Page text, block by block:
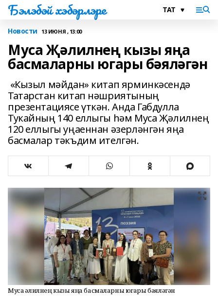
Бэлэбэй хэбэрлэре
Новости 13 ИЮНЯ , 13:00
Муса Җәлилнең кызы яңа
басмаларны югары бәяләгән
«Кызыл мәйдан» китап ярминкәсендә
Татарстан китап нәшриятының
презентациясе үткән. Анда Габдулла
Тукайның 140 еллыгы һәм Муса Җәлилнең
120 еллыгы уңаеннан әзерләнгән яңа
басмалар тәкъдим ителгән.
Муса Җәлилнең кызы яңа басмаларны югары бәяләгән